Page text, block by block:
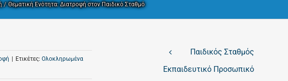
Θεματική Ενότητα: Διατροφή στον Παιδικό Σταθμό
Ετικέτες: Ολοκληρωμένα
Παιδικός Σταθμός
Εκπαιδευτικό Προσωπικό